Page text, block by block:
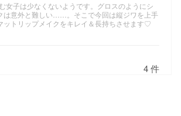
女子は少なくないようです。グロスのようにシ
は意外と難しい……。そこで今回は縦ジワを上手
ットリップメイクをキレイ＆長持ちさせます♡
4 件